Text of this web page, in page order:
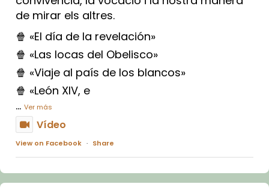
de mirar els altres.
🍿 «El día de la revelación»
🍿 «Las locas del Obelisco»
🍿 «Viaje al país de los blancos»
🍿 «León XIV, e
... Ver más
Vídeo
View on Facebook · Share
Arquebisbat de Barcelona